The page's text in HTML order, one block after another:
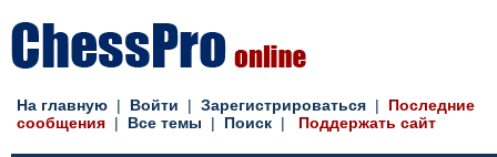
На главную | Войти | Зарегистрироваться | Последние
сообщения | Все темы | Поиск | Поддержать сайт